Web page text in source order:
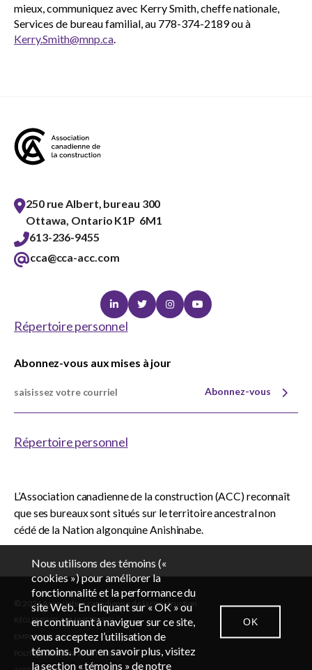
EN
CONTACTEZ-NOUS SALLE DES NOUVELLES
mieux, communiquez avec Kerry Smith, cheffe nationale,
Services de bureau familial, au 778-374-2189 ou à
Kerry.Smith@mnp.ca
250 rue Albert, bureau 300
Ottawa, Ontario K1P 6M1
613-236-9455
cca@cca-acc.com
LinkedinTwitterInstagramYoutube
Répertoire personnel
Abonnez-vous aux mises à jour
Abonnez-vous
Répertoire personnel
L’Association canadienne de la construction (ACC) reconnaît
que ses bureaux sont situés sur le territoire ancestral non
cédé de la Nation algonquine Anishinabe.
© 2026 Association canadienne de la construction
RÈGLEMENTS ADMINISTRATIFS
EMPLOIS
POLITIQUE DE CONFIDENTIALITÉ
Nous utilisons des témoins («
cookies ») pour améliorer la
fonctionnalité et la performance du
site Web. En cliquant sur « OK » ou
en continuant à naviguer sur ce site,
vous acceptez l’utilisation de
témoins. Pour en savoir plus, visitez
la section « témoins » de notre
OK